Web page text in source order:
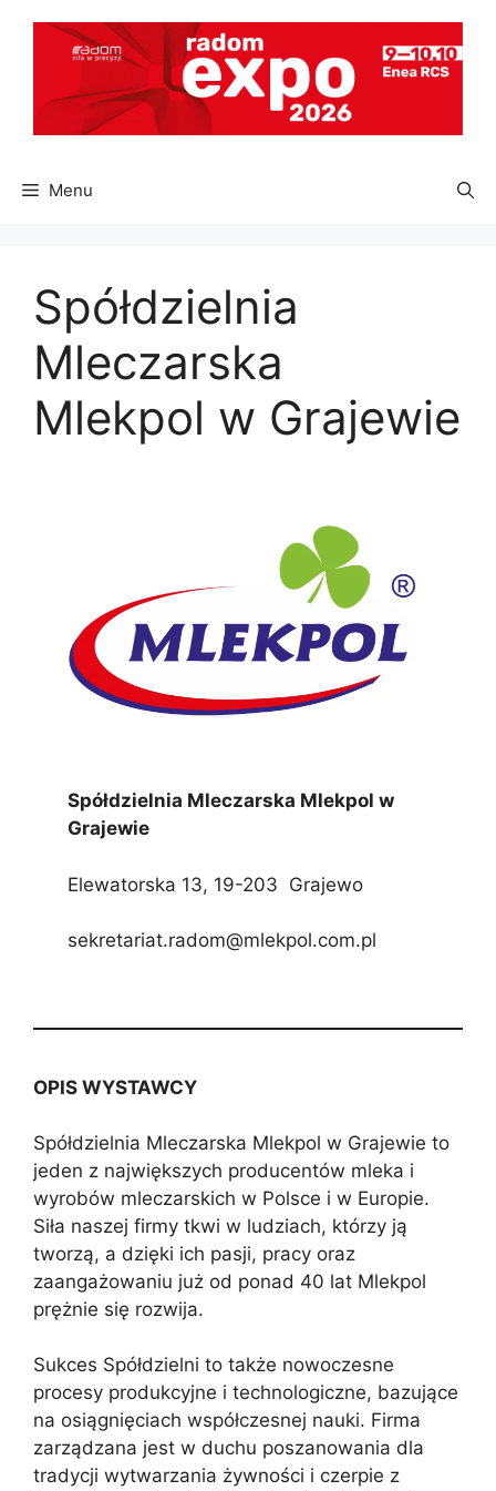
Menu
Spółdzielnia
Mleczarska
Mlekpol w Grajewie
Spółdzielnia Mleczarska Mlekpol w
Grajewie
Elewatorska 13, 19-203 Grajewo
sekretariat.radom@mlekpol.com.pl
OPIS WYSTAWCY
Spółdzielnia Mleczarska Mlekpol w Grajewie to
jeden z największych producentów mleka i
wyrobów mleczarskich w Polsce i w Europie.
Siła naszej firmy tkwi w ludziach, którzy ją
tworzą, a dzięki ich pasji, pracy oraz
zaangażowaniu już od ponad 40 lat Mlekpol
prężnie się rozwija.
Sukces Spółdzielni to także nowoczesne
procesy produkcyjne i technologiczne, bazujące
na osiągnięciach współczesnej nauki. Firma
zarządzana jest w duchu poszanowania dla
tradycji wytwarzania żywności i czerpie z